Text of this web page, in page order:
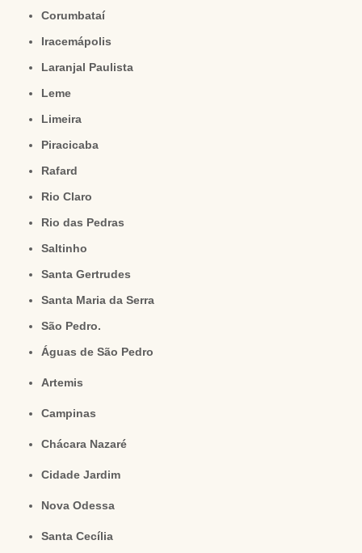
Corumbataí
Iracemápolis
Laranjal Paulista
Leme
Limeira
Piracicaba
Rafard
Rio Claro
Rio das Pedras
Saltinho
Santa Gertrudes
Santa Maria da Serra
São Pedro.
Águas de São Pedro
Artemis
Campinas
Chácara Nazaré
Cidade Jardim
Nova Odessa
Santa Cecília